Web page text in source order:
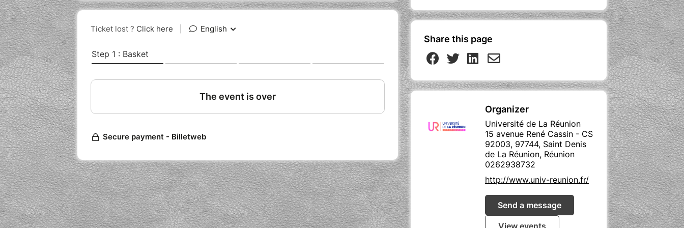
pays natal. L’esclavage n’est pas un fléau qui appartient au passé mais il
analogie entre les guerres de capture d’esclaves et les modes actuels de
aujourd’hui ont résisté, se sont révoltés, ils ont continué et continuent de
Share this page
Organizer
Université de La Réunion
15 avenue René Cassin - CS
92003, 97744, Saint Denis
de La Réunion, Réunion
0262938732
http://www.univ-reunion.fr/
Send a message
View events